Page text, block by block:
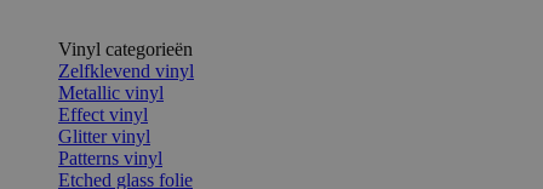
Vinyl categorieën
Zelfklevend vinyl
Metallic vinyl
Effect vinyl
Glitter vinyl
Patterns vinyl
Etched glass folie